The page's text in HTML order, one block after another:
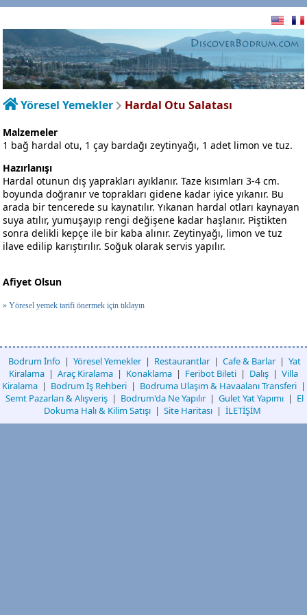
Yöresel Yemekler Hardal Otu Salatası
Malzemeler
1 bağ hardal otu, 1 çay bardağı zeytinyağı, 1 adet limon ve tuz.
Hazırlanışı
Hardal otunun dış yaprakları ayıklanır. Taze kısımları 3-4 cm.
boyunda doğranır ve toprakları gidene kadar iyice yıkanır. Bu
arada bir tencerede su kaynatılır. Yıkanan hardal otları kaynayan
suya atılır, yumuşayıp rengi değişene kadar haşlanır. Piştikten
sonra delikli kepçe ile bir kaba alınır. Zeytinyağı, limon ve tuz
ilave edilip karıştırılır. Soğuk olarak servis yapılır.
Afiyet Olsun
» Yöresel yemek tarifi önermek için tıklayın
Bodrum İnfo | Yöresel Yemekler | Restaurantlar | Cafe & Barlar | Yat
Kiralama | Araç Kiralama | Konaklama | Feribot Bileti | Dalış | Villa
Kiralama | Bodrum İş Rehberi | Bodruma Ulaşım & Havaalanı Transferi |
Semt Pazarları & Alışveriş | Bodrum'da Ne Yapılır | Gulet Yat Yapımı | El
Dokuma Halı & Kilim Satışı | Site Haritası | İLETİŞİM